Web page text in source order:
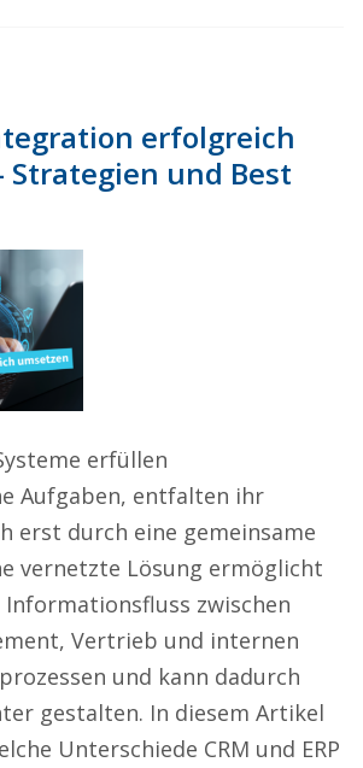
erfolgreich
Strategien und Best
erfüllen
Aufgaben, entfalten ihr
erst durch eine gemeinsame
vernetzte Lösung ermöglicht
Informationsfluss zwischen
Vertrieb und internen
und kann dadurch
gestalten. In diesem Artikel
Unterschiede CRM und ERP